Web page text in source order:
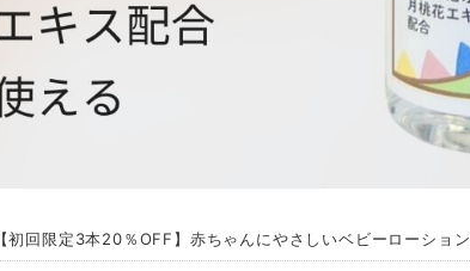
【初回限定3本20％OFF】赤ちゃんにやさしいベビーローション